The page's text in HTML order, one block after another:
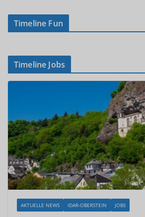
Timeline Fun
Timeline Jobs
AKTUELLE NEWS IDAR-OBERSTEIN JOBS